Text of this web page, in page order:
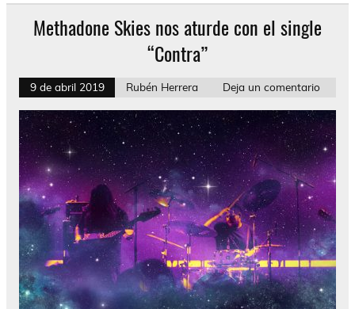
Methadone Skies nos aturde con el single
“Contra”
9 de abril 2019 Rubén Herrera Deja un comentario